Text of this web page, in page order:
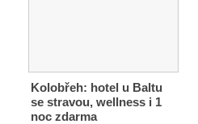
Kolobřeh: hotel u Baltu
se stravou, wellness i 1
noc zdarma